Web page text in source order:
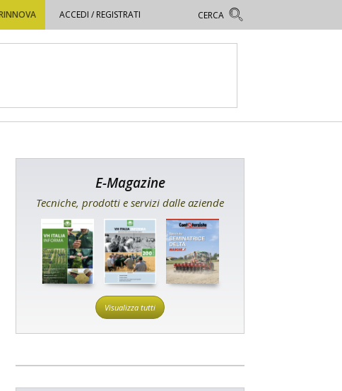
ACCEDI / REGISTRATI
E-Magazine
Tecniche, prodotti e servizi dalle aziende
Visualizza tutti